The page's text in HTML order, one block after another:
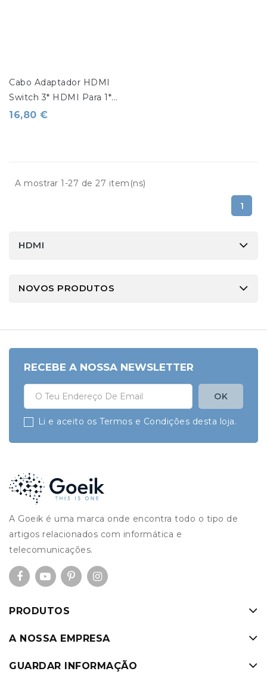
Cabo Adaptador HDMI
Switch 3* HDMI Para 1*...
16,80 €
A mostrar 1-27 de 27 item(ns)
1
HDMI
NOVOS PRODUTOS
RECEBE A NOSSA NEWSLETTER
Li e aceito os Termos e Condições desta loja.
A Goeik é uma marca onde encontra todo o tipo de
artigos relacionados com informática e
telecomunicações.
PRODUTOS
A NOSSA EMPRESA
GUARDAR INFORMAÇÃO